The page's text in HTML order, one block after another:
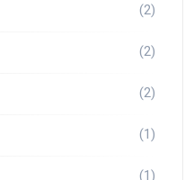
(2)
(2)
(2)
(1)
(1)